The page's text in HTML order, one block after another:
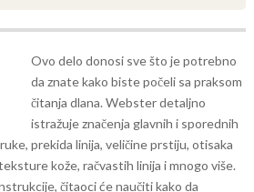
Ovo delo donosi sve što je potrebno
da znate kako biste počeli sa praksom
čitanja dlana. Webster detaljno
istražuje značenja glavnih i sporednih
prekida linija, veličine prstiju, otisaka
kože, račvastih linija i mnogo više.
čitaoci će naučiti kako da